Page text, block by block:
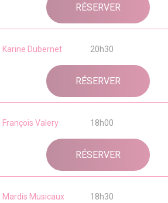
RÉSERVER
Karine Dubernet 20h30
RÉSERVER
François Valery 18h00
RÉSERVER
Mardis Musicaux 18h30